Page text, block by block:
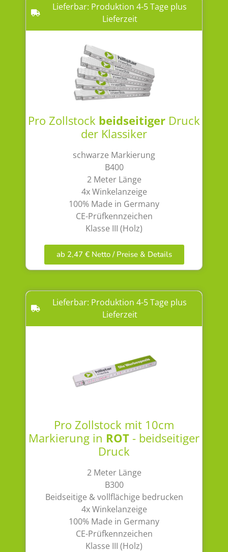
Lieferbar: Produktion 4-5 Tage plus
Lieferzeit
Pro Zollstock beidseitiger Druck
der Klassiker
schwarze Markierung
B400
2 Meter Länge
4x Winkelanzeige
100% Made in Germany
CE-Prüfkennzeichen
Klasse III (Holz)
ab 2,47 € Netto / Preise & Details
Lieferbar: Produktion 4-5 Tage plus
Lieferzeit
Pro Zollstock mit 10cm
Markierung in ROT- beidseitiger
Druck
2 Meter Länge
B300
Beidseitige & vollflächige bedrucken
4x Winkelanzeige
100% Made in Germany
CE-Prüfkennzeichen
Klasse III (Holz)